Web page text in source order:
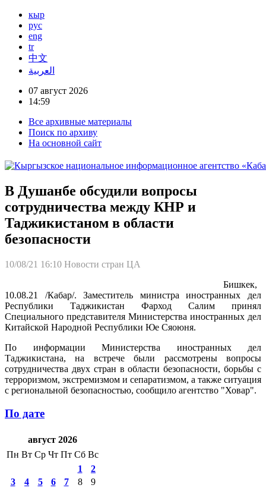
кыр
рус
eng
tr
中文
العربية
07 август 2026
14:59
Все архивные материалы
Поиск по архиву
На основной сайт
В Душанбе обсудили вопросы
сотрудничества между КНР и
Таджикистаном в области
безопасности
10/08/21 16:10 Новости стран ЦА
Бишкек,
10.08.21 /Кабар/. Заместитель министра иностранных дел
Республики Таджикистан Фарход Салим принял
Специального представителя Министерства иностранных дел
Китайской Народной Республики Юе Сяоюня.
По информации Министерства иностранных дел
Таджикистана, на встрече были рассмотрены вопросы
сотрудничества двух стран в области безопасности, борьбы с
терроризмом, экстремизмом и сепаратизмом, а также ситуация
с региональной безопасностью, сообщило агентство "Ховар".
По дате
август 2026
Пн Вт Ср Чт Пт Сб Вс
1
2
3
4 5 6 7 8
9